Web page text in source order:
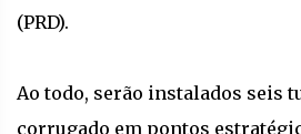
(PRD).
Ao todo, serão instalados seis
corrugado em pontos